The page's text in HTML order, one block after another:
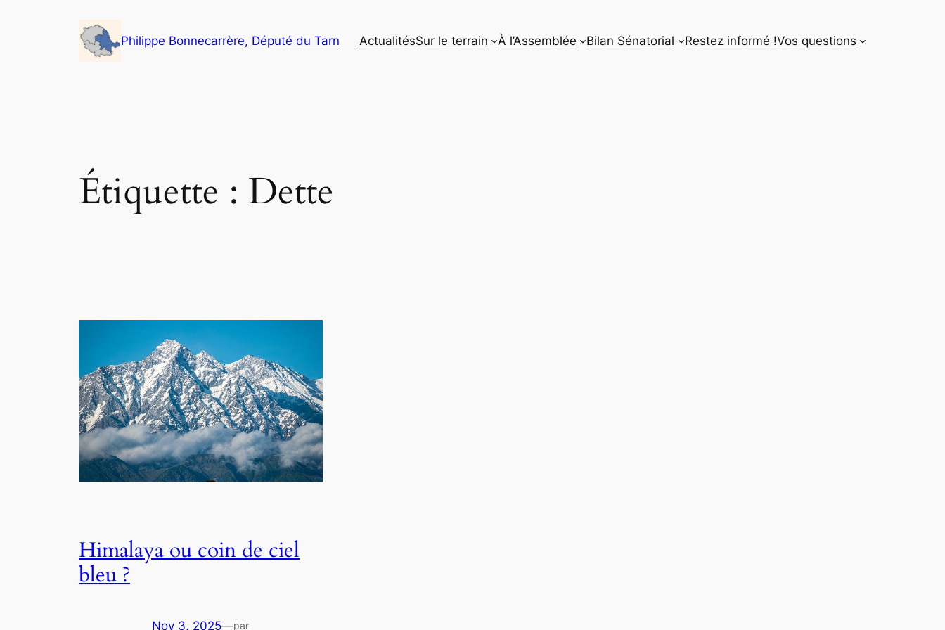
Philippe Bonnecarrère, Député du Tarn ActualitésSur le terrain À l’Assemblée Bilan Sénatorial Restez informé !Vos questions
Étiquette : Dette
Himalaya ou coin de ciel
bleu ?
Nov 3, 2025—par